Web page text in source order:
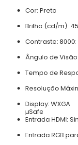
Cor: Preto
Brilho (cd/m):
Contraste: 8000:
Ângulo de Visão:
Tempo de
Resolução
Display: WXGA
µSafe
Entrada HDMI:
Entrada RGB